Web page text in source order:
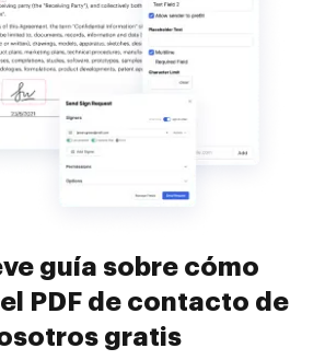
guía sobre cómo
PDF de contacto de
gratis